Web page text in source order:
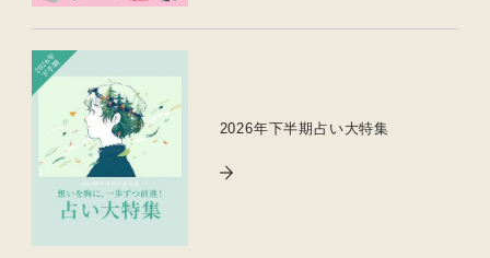
2026年下半期占い大特集